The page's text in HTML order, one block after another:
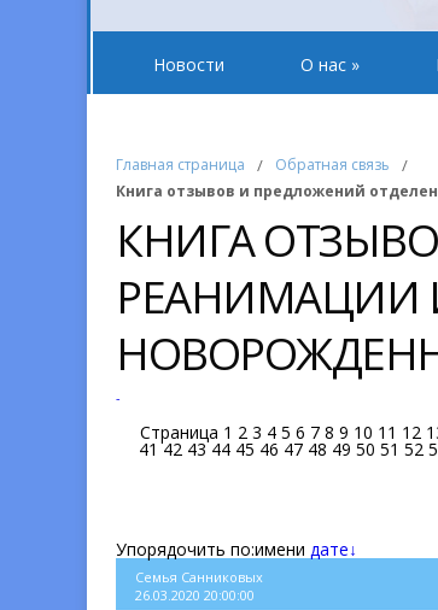
Новости О нас »
Главная страница / Обратная связь /
Книга отзывов и предложений
КНИГА
РЕАНИМАЦИИ
-
Страница 1 2 3 4 5 6 7 8 9 10 11 12
41 42 43 44 45 46 47 48 49 50 51 52
Упорядочить по:имени дате↓
Семья Санниковых
26.03.2020 20:00:00